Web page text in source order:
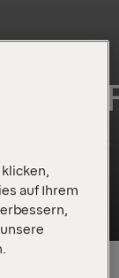
umfasst
Lösungen für
Betrieb,
auf Ihrem